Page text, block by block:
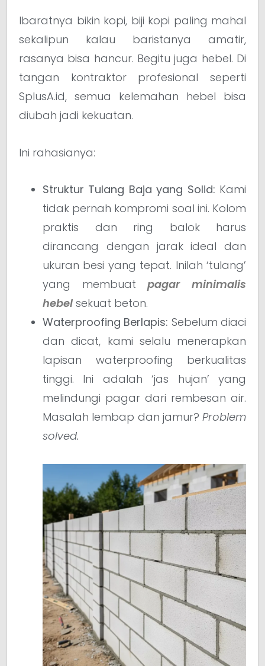
Ibaratnya bikin kopi, biji kopi paling mahal
sekalipun kalau baristanya amatir,
rasanya bisa hancur. Begitu juga hebel. Di
tangan kontraktor profesional seperti
SplusA.id, semua kelemahan hebel bisa
diubah jadi kekuatan.
Ini rahasianya:
Struktur Tulang Baja yang Solid: Kami
tidak pernah kompromi soal ini. Kolom
praktis dan ring balok harus
dirancang dengan jarak ideal dan
ukuran besi yang tepat. Inilah ‘tulang’
yang membuatpagar minimalis
hebel sekuat beton.
Waterproofing Berlapis: Sebelum diaci
dan dicat, kami selalu menerapkan
lapisan waterproofing berkualitas
tinggi. Ini adalah ‘jas hujan’ yang
melindungi pagar dari rembesan air.
Masalah lembap dan jamur? Problem
solved.